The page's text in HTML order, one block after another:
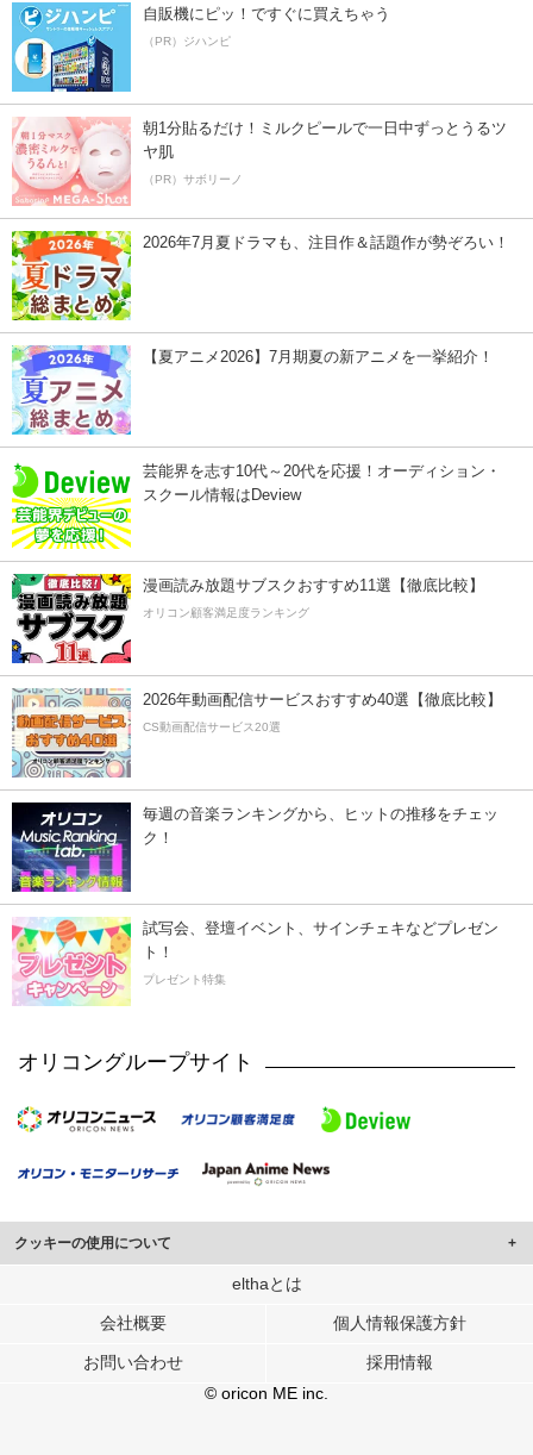
自販機にピッ！ですぐに買えちゃう
（PR）ジハンピ
朝1分貼るだけ！ミルクピールで一日中ずっとうるツ
ヤ肌
（PR）サボリーノ
2026年7月夏ドラマも、注目作＆話題作が勢ぞろい！
【夏アニメ2026】7月期夏の新アニメを一挙紹介！
芸能界を志す10代～20代を応援！オーディション・
スクール情報はDeview
漫画読み放題サブスクおすすめ11選【徹底比較】
オリコン顧客満足度ランキング
2026年動画配信サービスおすすめ40選【徹底比較】
CS動画配信サービス20選
毎週の音楽ランキングから、ヒットの推移をチェッ
ク！
試写会、登壇イベント、サインチェキなどプレゼン
ト！
プレゼント特集
オリコングループサイト
クッキーの使用について
このサイトでは Cookie を使用して、ユーザーに合わせたコンテンツや広告の
行っています。
メディアや広告配信、データ解析の各パートナーに提供しています。
各パートナーは、この情報とユーザーが各パートナーに提供した他の情報や、
ユーザーが各パートナーのサービスを使用したときに収集した他の情報を組み
elthaとは
会社概要 個人情報保護方針
お問い合わせ
採用情報
© oricon ME inc.